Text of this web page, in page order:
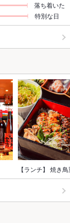
落ち着いた
特別な日
【ランチ】 焼き